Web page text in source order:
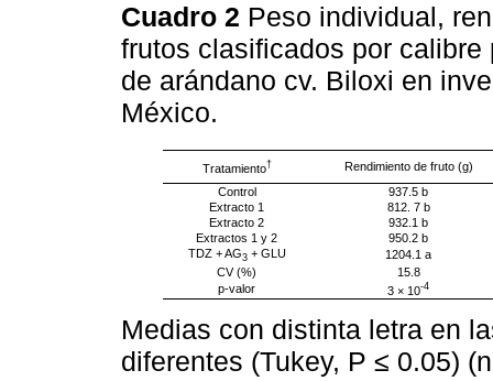
Cuadro 2 Peso individual,
frutos clasificados por
de arándano cv. Biloxi en
México.
Tratamiento†
Rendimiento de fruto (g)
Control
937.5 b
Extracto 1
812. 7 b
Extracto 2
932.1 b
Extractos 1 y 2
950.2 b
TDZ + AG3+ GLU
1204.1 a
CV (%)
15.8
p-valor
3 × 10-4
Medias con distinta letra en
diferentes (Tukey, P ≤ 0.05)